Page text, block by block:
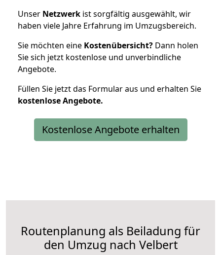
Unser Netzwerk ist sorgfältig ausgewählt, wir
haben viele Jahre Erfahrung im Umzugsbereich.
Sie möchten eine Kostenübersicht? Dann holen
Sie sich jetzt kostenlose und unverbindliche
Angebote.
Füllen Sie jetzt das Formular aus und erhalten Sie
kostenloseAngebote.
Kostenlose Angebote erhalten
Routenplanung als Beiladung für
den Umzug nach Velbert